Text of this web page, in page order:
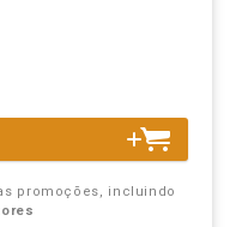
promoções, incluindo